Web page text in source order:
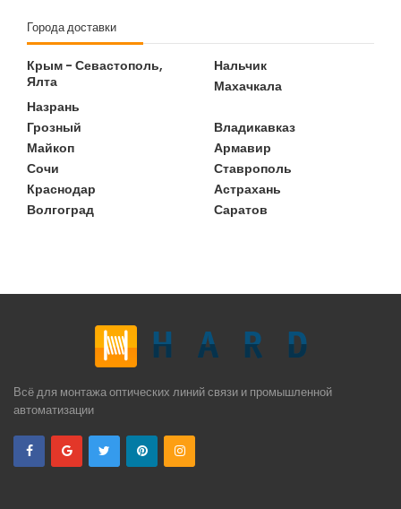
Города доставки
Крым - Севастополь,
Ялта
Нальчик
Махачкала
Назрань
Грозный
Владикавказ
Майкоп
Армавир
Сочи
Ставрополь
Краснодар
Астрахань
Волгоград
Саратов
Всё для монтажа оптических линий связи и промышленной
автоматизации